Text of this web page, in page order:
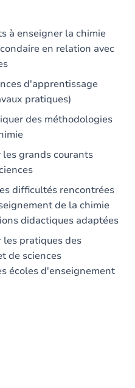
à enseigner la chimie
en relation avec
d'apprentissage
pratiques)
des méthodologies
grands courants
difficultés rencontrées
de la chimie
didactiques adaptées
pratiques des
de sciences
écoles d'enseignement